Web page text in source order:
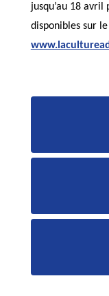
jusqu’au 18
disponibles sur